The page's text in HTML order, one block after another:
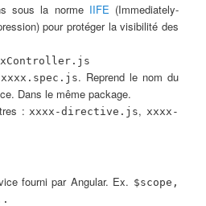
sous la norme IIFE (Immediately-
pour protéger la visibilité des
xxxx.spec.js. Reprend le nom du
Dans le même package.
: xxxx-directive.js, xxxx-
fourni par Angular. Ex. $scope,